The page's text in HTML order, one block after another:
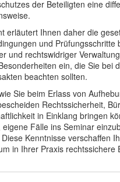
der Beteiligten eine
erläutert Ihnen daher die
und Prüfungsschritte
und rechtswidriger
ein, die Sie bei
beachten sollten.
Sie beim Erlass von
Rechtssicherheit,
in Einklang bringen
eigene Fälle ins Seminar
Kenntnisse verschaffen
in Ihrer Praxis rechtssichere